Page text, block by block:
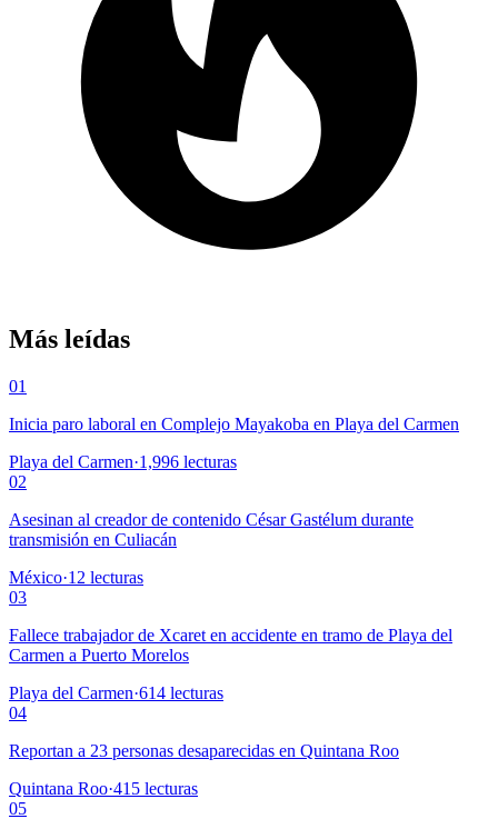
Más leídas
01
Inicia paro laboral en Complejo Mayakoba en Playa del Carmen
Playa del Carmen·1,996 lecturas
02
Asesinan al creador de contenido César Gastélum durante
transmisión en Culiacán
México·12 lecturas
03
Fallece trabajador de Xcaret en accidente en tramo de Playa del
Carmen a Puerto Morelos
Playa del Carmen·614 lecturas
04
Reportan a 23 personas desaparecidas en Quintana Roo
Quintana Roo·415 lecturas
05